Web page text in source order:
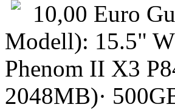
10,00 Euro
Modell): 15.5"
Phenom II X3
2048MB)·